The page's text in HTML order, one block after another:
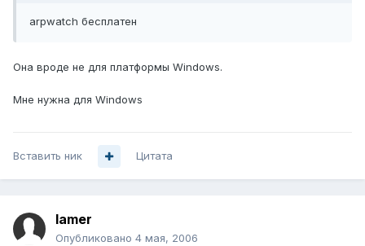
arpwatch бесплатен
Она вроде не для платформы Windows.
Мне нужна для Windows
Вставить ник Цитата
lamer
Опубликовано 4 мая, 2006